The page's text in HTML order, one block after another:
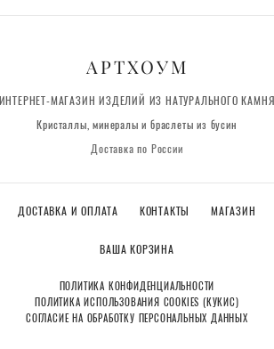
АРТХОУМ
ИНТЕРНЕТ-МАГАЗИН ИЗДЕЛИЙ ИЗ НАТУРАЛЬНОГО КАМНЯ
Кристаллы, минералы и браслеты из бусин
Доставка по России
ДОСТАВКА И ОПЛАТА КОНТАКТЫ МАГАЗИН
ВАША КОРЗИНА
ПОЛИТИКА КОНФИДЕНЦИАЛЬНОСТИ
ПОЛИТИКА ИСПОЛЬЗОВАНИЯ COOKIES (КУКИС)
СОГЛАСИЕ НА ОБРАБОТКУ ПЕРСОНАЛЬНЫХ ДАННЫХ